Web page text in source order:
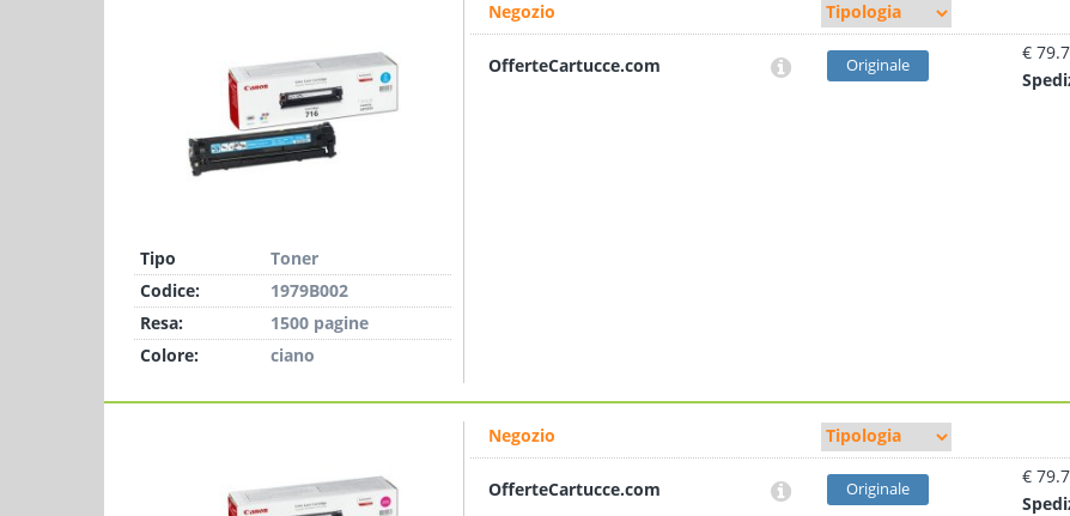
Tipo
Toner
Codice:
1979B002
Resa:
1500 pagine
Colore:
ciano
Negozio
OfferteCartucce.com Originale
€
Sped
Negozio
OfferteCartucce.com Originale
€
Sped